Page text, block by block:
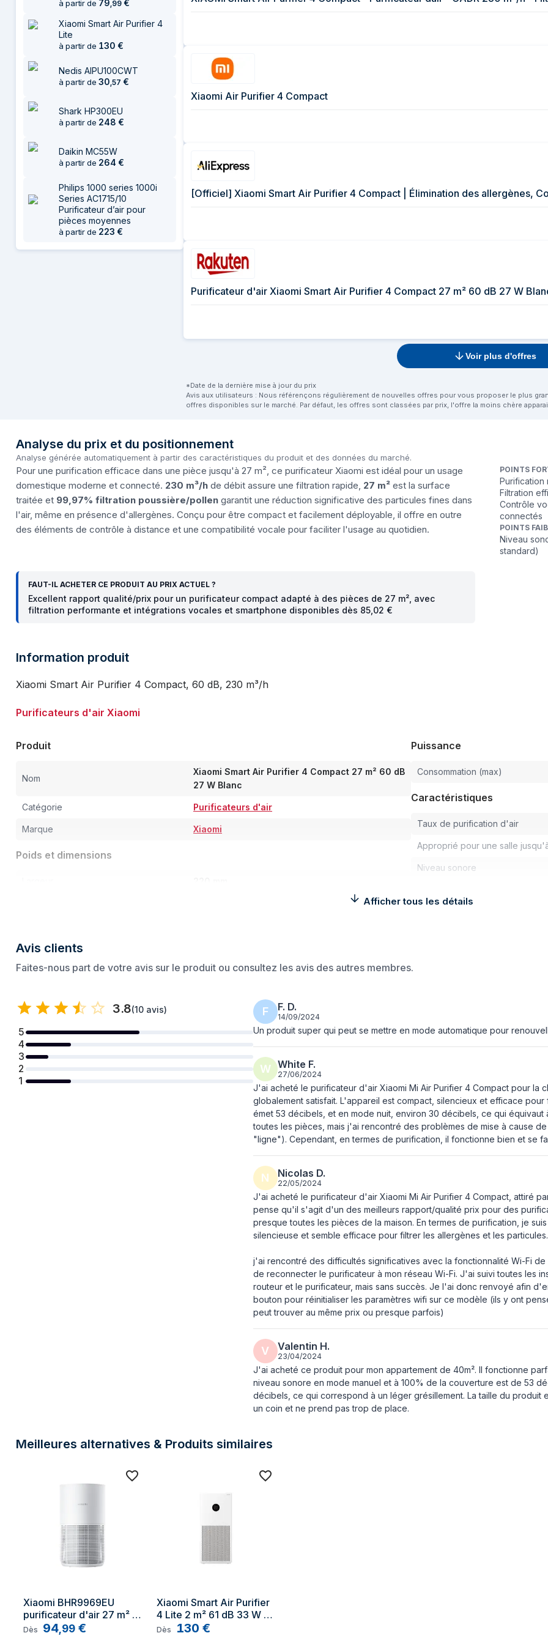
à partir de 79,99 €
Xiaomi Smart Air Purifier 4
Lite
à partir de 130 €
Nedis AIPU100CWT
à partir de 30,57 €
Shark HP300EU
à partir de 248 €
Daikin MC55W
à partir de 264 €
Philips 1000 series 1000i
Series AC1715/10
Purificateur d’air pour
pièces moyennes
à partir de 223 €
Xiaomi Air Purifier 4 Compact
Purificateur d'air Xiaomi Smart Air Purifier 4 Compact 27 m² 60 dB 27 W
Voir plus d'offres
*Date de la dernière mise à jour du prix
Avis aux utilisateurs : Nous référençons régulièrement de nouvelles offres pour vous proposer le plus
offres disponibles sur le marché. Par défaut, les offres sont classées par prix, l'offre la moins chère
Analyse du prix et du positionnement
Analyse générée automatiquement à partir des caractéristiques du produit et des données du marché.
Pour une purification efficace dans une pièce jusqu'à 27 m², ce purificateur Xiaomi est idéal pour un usage
domestique moderne et connecté. 230 m³/h de débit assure une filtration rapide, 27 m² est la surface
traitée et 99,97% filtration poussière/pollen garantit une réduction significative des particules fines dans
l'air, même en présence d'allergènes. Conçu pour être compact et facilement déployable, il offre en outre
des éléments de contrôle à distance et une compatibilité vocale pour faciliter l'usage au quotidien.
POINTS
Filtration
Contrôle
connectés
POINTS
Niveau
standard)
FAUT-IL ACHETER CE PRODUIT AU PRIX ACTUEL ?
Excellent rapport qualité/prix pour un purificateur compact adapté à des pièces de 27 m², avec
filtration performante et intégrations vocales et smartphone disponibles dès 85,02 €
Information produit
Xiaomi Smart Air Purifier 4 Compact, 60 dB, 230 m³/h
Purificateurs d'air Xiaomi
Produit
Nom
Xiaomi Smart Air Purifier 4 Compact 27 m² 60 dB
27 W Blanc
Catégorie Purificateurs d'air
Marque Xiaomi
Poids et dimensions
Poids
Filtrage
Filtre HEPA
Filtre anti-allergie
Capacité de filtrage
Allergènes, Fumée de cigarette, Dust mites,
Odeurs, Pollen
Puissance
Consommation (max)
Caractéristiques
Taux de purification d'air
Approprié pour une salle
Niveau sonore
Couleur du produit
Écran integré
Positionnement
Afficher tous les détails
Avis clients
Faites-nous part de votre avis sur le produit ou consultez les avis des autres membres.
3.8(10 avis)
5
4
3
2
1
F F. D.
14/09/2024
Un produit super qui peut se mettre en mode automatique pour
W White F.
27/06/2024
J'ai acheté le purificateur d'air Xiaomi Mi Air Purifier 4 Compact pour la
globalement satisfait. L'appareil est compact, silencieux et efficace
émet 53 décibels, et en mode nuit, environ 30 décibels, ce qui
toutes les pièces, mais j'ai rencontré des problèmes de mise à cause
"ligne"). Cependant, en termes de purification, il fonctionne bien et se
N Nicolas D.
22/05/2024
J'ai acheté le purificateur d'air Xiaomi Mi Air Purifier 4 Compact, attiré
pense qu'il s'agit d'un des meilleurs rapport/qualité prix pour des
presque toutes les pièces de la maison. En termes de purification, je
silencieuse et semble efficace pour filtrer les allergènes et les particules.
j'ai rencontré des difficultés significatives avec la fonctionnalité Wi-Fi
de reconnecter le purificateur à mon réseau Wi-Fi. J'ai suivi toutes les
routeur et le purificateur, mais sans succès. Je l'ai donc renvoyé afin
bouton pour réinitialiser les paramètres wifi sur ce modèle (ils y ont
peut trouver au même prix ou presque parfois)
V Valentin H.
23/04/2024
J'ai acheté ce produit pour mon appartement de 40m². Il fonctionne
niveau sonore en mode manuel et à 100% de la couverture est de 53
décibels, ce qui correspond à un léger grésillement. La taille du
un coin et ne prend pas trop de place.
Meilleures alternatives & Produits similaires
Xiaomi BHR9969EU
purificateur d'air 27 m²
27 W Blanc
Dès 94 99 €
Xiaomi Smart Air Purifier
4 Lite 2 m² 61 dB 33 W
Blanc
Dès 130 €